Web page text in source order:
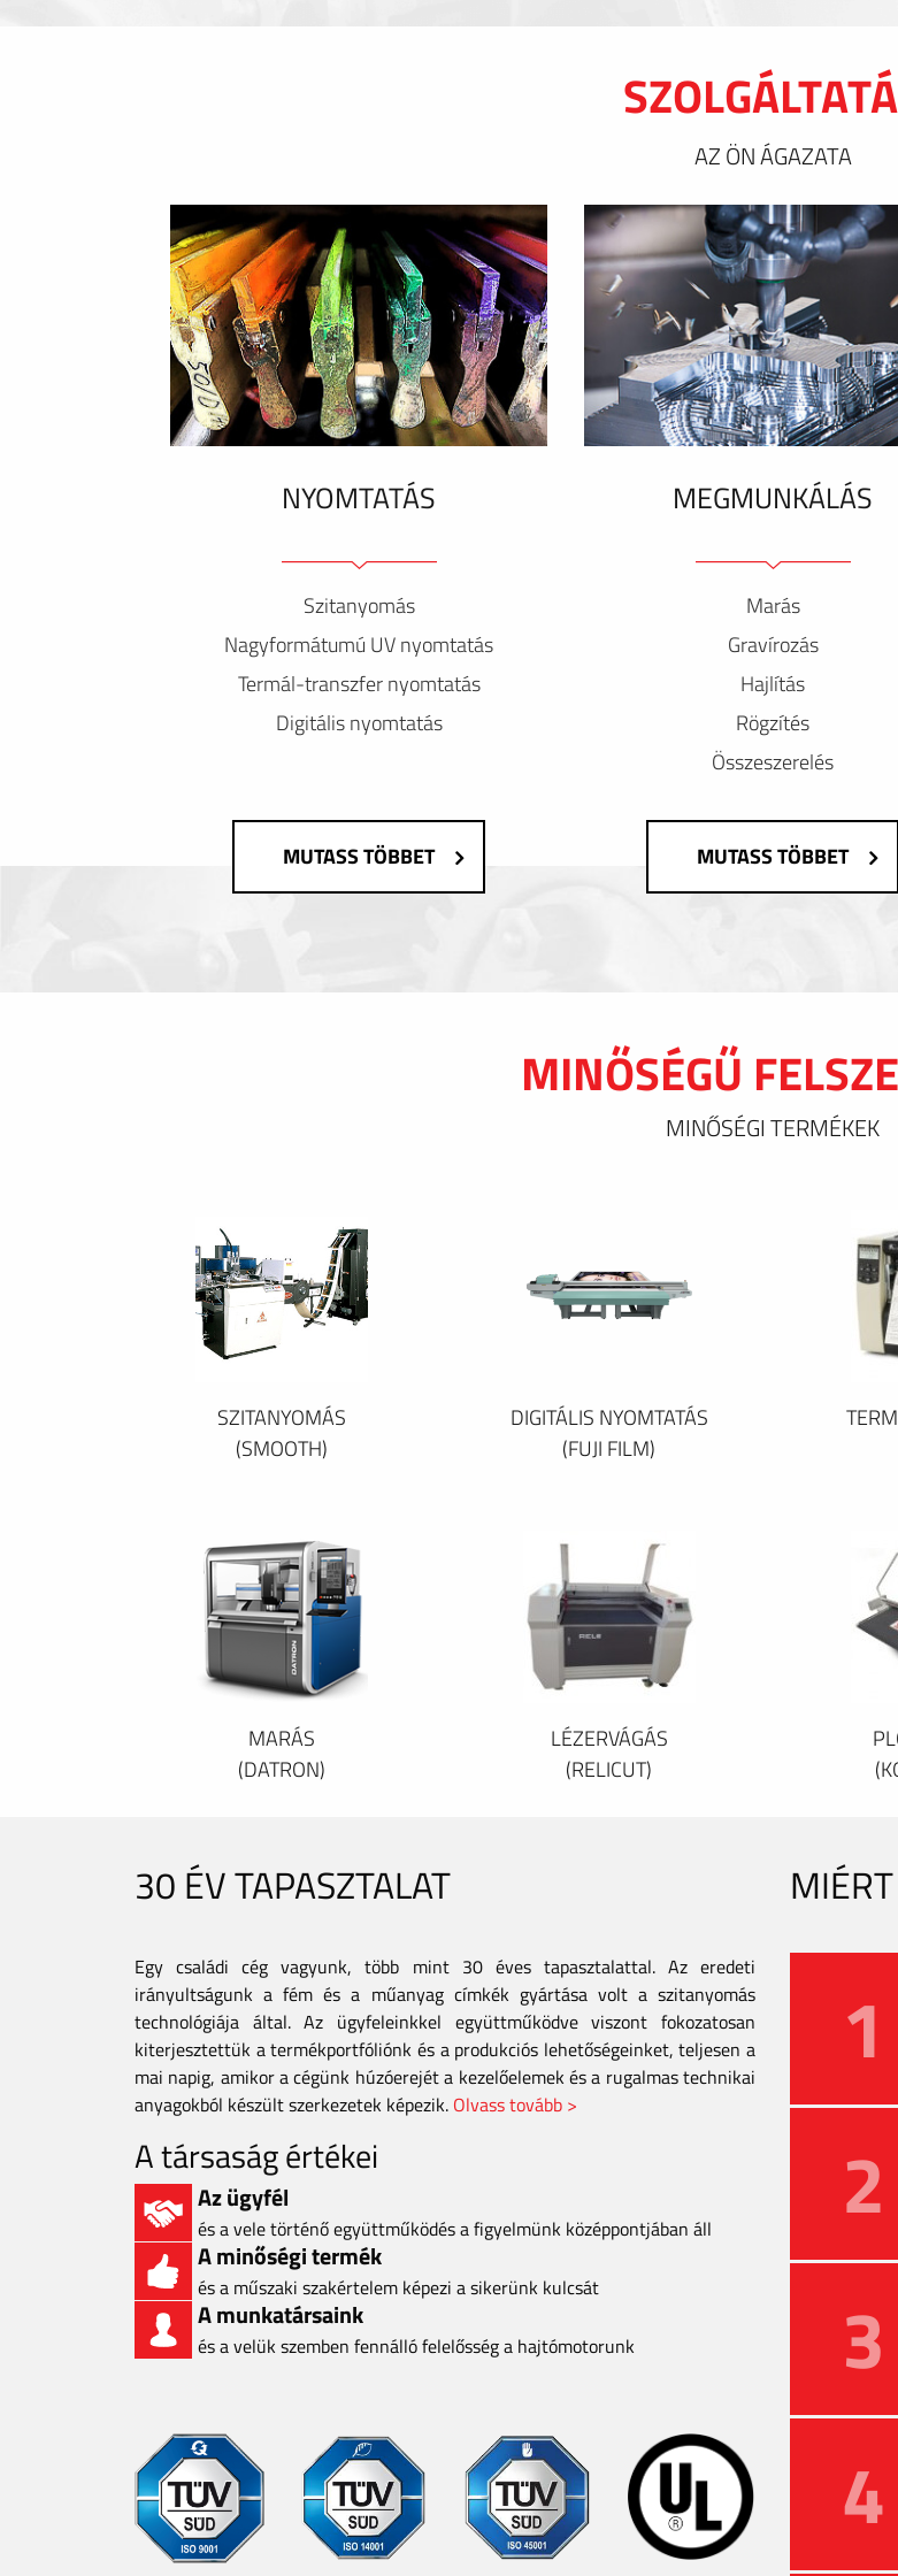
AZ ÖN ÁGAZATA
NYOMTATÁS
Szitanyomás
Nagyformátumú UV nyomtatás
Termál-transzfer nyomtatás
Digitális nyomtatás
MUTASS TÖBBET
MEGMUNKÁLÁS
Marás
Gravírozás
Hajlítás
Rögzítés
Összeszerelés
MUTASS TÖBBET
MINŐSÉGŰ
MINŐSÉGI TERMÉKEK
SZITANYOMÁS
(SMOOTH)
DIGITÁLIS NYOMTATÁS
(FUJI FILM)
MARÁS
(DATRON)
LÉZERVÁGÁS
(RELICUT)
30 ÉV TAPASZTALAT
Egy családi cég vagyunk, több mint 30 éves tapasztalattal. Az eredeti
irányultságunk a fém és a műanyag címkék gyártása volt a szitanyomás
technológiája által. Az ügyfeleinkkel együttműködve viszont fokozatosan
kiterjesztettük a termékportfóliónk és a produkciós lehetőségeinket, teljesen a
mai napig, amikor a cégünk húzóerejét a kezelőelemek és a rugalmas technikai
anyagokból készült szerkezetek képezik. Olvass tovább >
A társaság értékei
Az ügyfél
és a vele történő együttműködés a figyelmünk középpontjában áll
A minőségi termék
és a műszaki szakértelem képezi a sikerünk kulcsát
A munkatársaink
és a velük szemben fennálló felelősség a hajtómotorunk
1
2
3
4